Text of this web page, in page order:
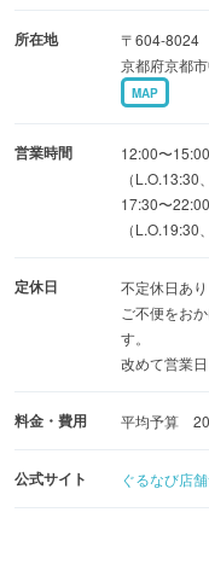
※オンライン予約は
所在地
〒604-8024
京都府京都
MAP
営業時間
12:00〜15:00
（L.O.13:30
17:30〜22:00
（L.O.19:30
定休日
不定休日あり
ご不便をお
す。
改めて営業
料金・費用 平均予算
公式サイト ぐるなび店